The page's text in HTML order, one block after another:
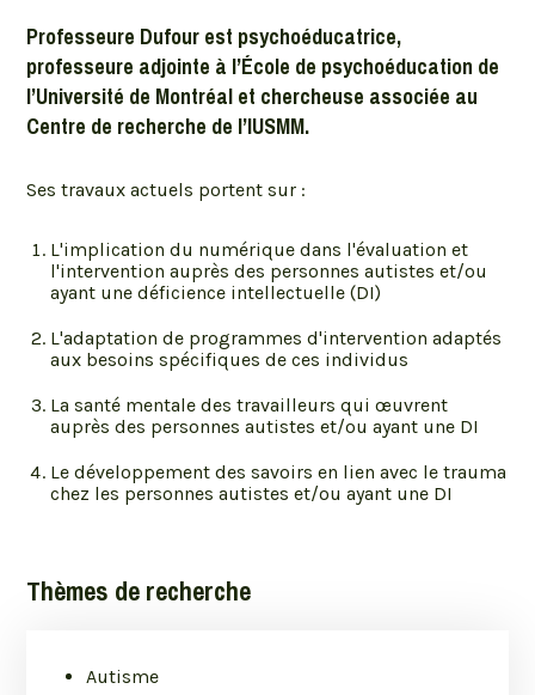
Professeure Dufour est psychoéducatrice,
professeure adjointe à l’École de psychoéducation de
l’Université de Montréal et chercheuse associée au
Centre de recherche de l’IUSMM.
Ses travaux actuels portent sur :
L'implication du numérique dans l'évaluation et
l'intervention auprès des personnes autistes et/ou
ayant une déficience intellectuelle (DI)
L'adaptation de programmes d'intervention adaptés
aux besoins spécifiques de ces individus
La santé mentale des travailleurs qui œuvrent
auprès des personnes autistes et/ou ayant une DI
Le développement des savoirs en lien avec le trauma
chez les personnes autistes et/ou ayant une DI
Thèmes de recherche
Autisme